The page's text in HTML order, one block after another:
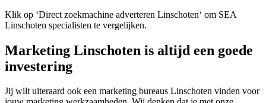
Klik op ‘Direct zoekmachine adverteren Linschoten‘ om SEA
Linschoten specialisten te vergelijken.
Marketing Linschoten is altijd een goede
investering
Jij wilt uiteraard ook een marketing bureaus Linschoten vinden voor